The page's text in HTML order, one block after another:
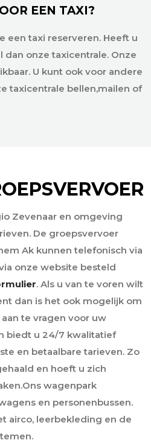
EEN TAXI?
een taxi reserveren. Heeft u
onze taxicentrale. Onze
U kunt ook voor andere
taxicentrale bellen,mailen of
Zevenaar en omgeving
De groepsvervoer
Ak kunnen telefonisch via
onze website besteld
. Als u van te voren wilt
dan is het ook mogelijk om
te vragen voor uw
biedt u 24/7 kwalitatief
en betaalbare tarieven. Zo
en hoeft u zich
wagenpark
en personenbussen.
airco, leerbekleding en de